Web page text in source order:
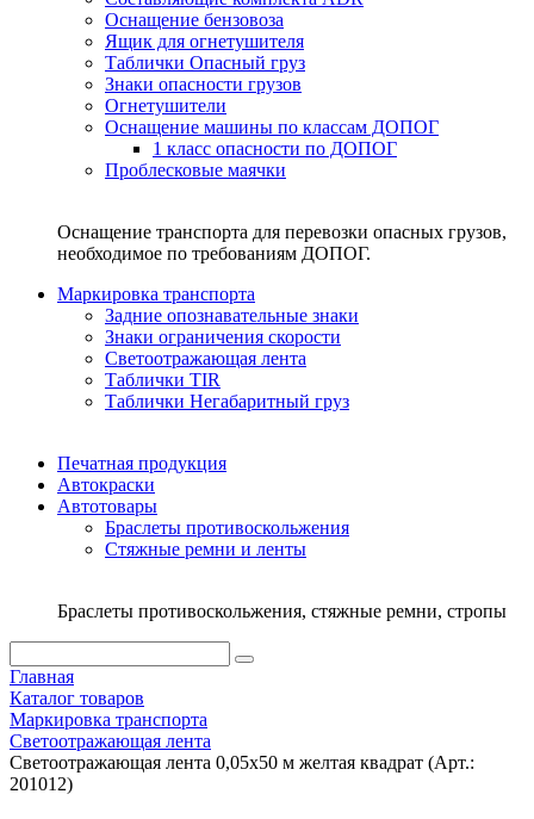
Оснащение бензовоза
Ящик для огнетушителя
Таблички Опасный груз
Знаки опасности грузов
Огнетушители
Оснащение машины по классам ДОПОГ
1 класс опасности по ДОПОГ
Проблесковые маячки
Оснащение транспорта для перевозки опасных грузов,
необходимое по требованиям ДОПОГ.
Маркировка транспорта
Задние опознавательные знаки
Знаки ограничения скорости
Светоотражающая лента
Таблички TIR
Таблички Негабаритный груз
Печатная продукция
Автокраски
Автотовары
Браслеты противоскольжения
Стяжныe ремни и ленты
Браслеты противоскольжения, стяжные ремни, стропы
Главная
Каталог товаров
Маркировка транспорта
Светоотражающая лента
Светоотражающая лента 0,05х50 м желтая квадрат (Арт.:
201012)